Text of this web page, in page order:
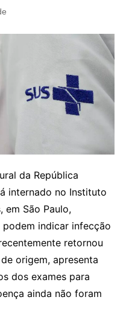
da República
internado no Instituto
em São Paulo,
indicar infecção
retornou
origem, apresenta
dos exames para
ainda não foram